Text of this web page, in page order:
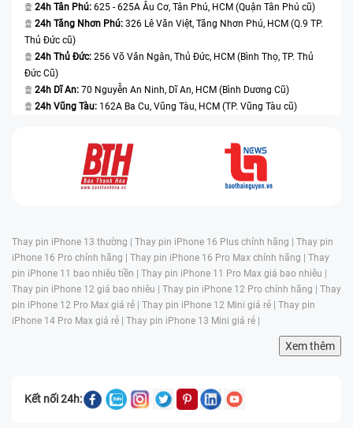
24h Tân Phú: 625 - 625A Âu Cơ, Tân Phú, HCM (Quận Tân Phú cũ)
24h Tăng Nhơn Phú: 326 Lê Văn Việt, Tăng Nhơn Phú, HCM (Q.9 TP.
Thủ Đức cũ)
24h Thủ Đức: 256 Võ Văn Ngân, Thủ Đức, HCM (Bình Thọ, TP. Thủ
Đức Cũ)
24h Dĩ An: 70 Nguyễn An Ninh, Dĩ An, HCM (Bình Dương Cũ)
24h Vũng Tàu: 162A Ba Cu, Vũng Tàu, HCM (TP. Vũng Tàu cũ)
Thay pin iPhone 13 thường | Thay pin iPhone 16 Plus chính hãng | Thay pin
iPhone 16 Pro chính hãng | Thay pin iPhone 16 Pro Max chính hãng | Thay
pin iPhone 11 bao nhiêu tiền | Thay pin iPhone 11 Pro Max giá bao nhiêu |
Thay pin iPhone 12 giá bao nhiêu | Thay pin iPhone 12 Pro chính hãng | Thay
pin iPhone 12 Pro Max giá rẻ | Thay pin iPhone 12 Mini giá rẻ | Thay pin
iPhone 14 Pro Max giá rẻ | Thay pin iPhone 13 Mini giá rẻ |
Xem thêm
Kết nối 24h: